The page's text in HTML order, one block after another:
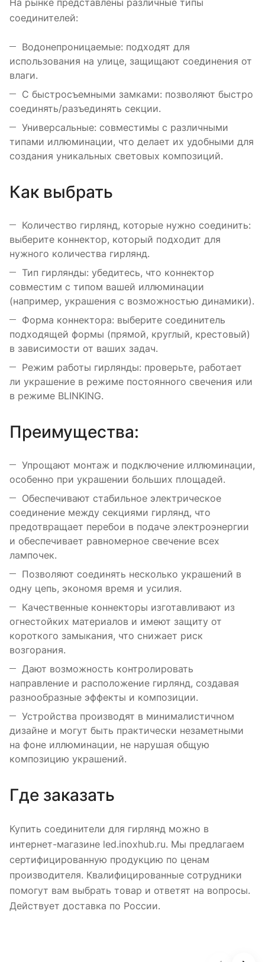
соединителей:
Водонепроницаемые: подходят для
использования на улице, защищают соединения от
влаги.
С быстросъемными замками: позволяют быстро
соединять/разъединять секции.
Универсальные: совместимы с различными
типами иллюминации, что делает их удобными для
создания уникальных световых композиций.
Как выбрать
Количество гирлянд, которые нужно соединить:
выберите коннектор, который подходит для
нужного количества гирлянд.
Тип гирлянды: убедитесь, что коннектор
совместим с типом вашей иллюминации
(например, украшения с возможностью динамики).
Форма коннектора: выберите соединитель
подходящей формы (прямой, круглый, крестовый)
в зависимости от ваших задач.
Режим работы гирлянды: проверьте, работает
ли украшение в режиме постоянного свечения или
в режиме BLINKING.
Преимущества:
Упрощают монтаж и подключение иллюминации,
особенно при украшении больших площадей.
Обеспечивают стабильное электрическое
соединение между секциями гирлянд, что
предотвращает перебои в подаче электроэнергии
и обеспечивает равномерное свечение всех
лампочек.
Позволяют соединять несколько украшений в
одну цепь, экономя время и усилия.
Качественные коннекторы изготавливают из
огнестойких материалов и имеют защиту от
короткого замыкания, что снижает риск
возгорания.
Дают возможность контролировать
направление и расположение гирлянд, создавая
разнообразные эффекты и композиции.
Устройства производят в минималистичном
дизайне и могут быть практически незаметными
на фоне иллюминации, не нарушая общую
композицию украшений.
Где заказать
Купить соединители для гирлянд можно в
интернет-магазине led.inoxhub.ru. Мы предлагаем
сертифицированную продукцию по ценам
производителя. Квалифицированные сотрудники
помогут вам выбрать товар и ответят на вопросы.
Действует доставка по России.